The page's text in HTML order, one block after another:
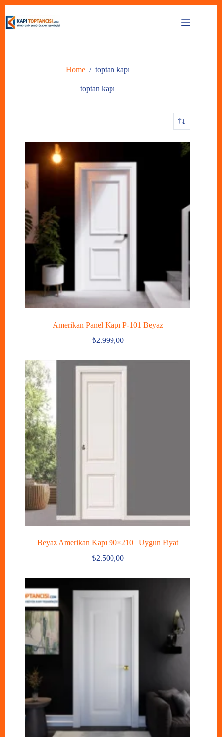
to
content
Home / toptan kapı
toptan kapı
Amerikan Panel Kapı P-101 Beyaz
₺2.999,00
Beyaz Amerikan Kapı 90×210 | Uygun Fiyat
₺2.500,00